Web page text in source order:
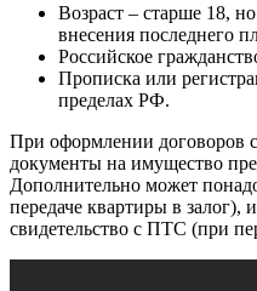
Возраст – старше 18,
внесения последнего
Российское
Прописка или
пределах РФ.
При оформлении договоров
документы на имущество
Дополнительно может
передаче квартиры в залог),
свидетельство с ПТС (при